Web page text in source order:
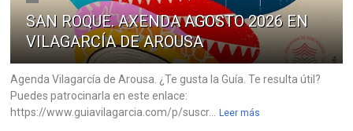
SAN ROQUE. AXENDA AGOSTO 2026 EN
VILAGARCÍA DE AROUSA
Agenda Vilagarcía de Arousa. ¿Te gusta la Guía. Te resulta útil?
Puedes patrocinarla en este enlace:
https://www.guiavilagarcia.com/p/suscr...
Leer más